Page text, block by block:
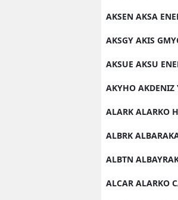
AKSEN AKSA
AKSGY AKIS
AKSUE AKSU
AKYHO AKDENIZ
ALARK ALARKO
ALBRK
ALBTN
ALCAR ALARKO